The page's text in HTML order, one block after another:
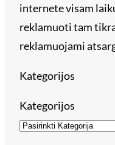
internete visam
reklamuoti tam
reklamuojami
Kategorijos
Kategorijos